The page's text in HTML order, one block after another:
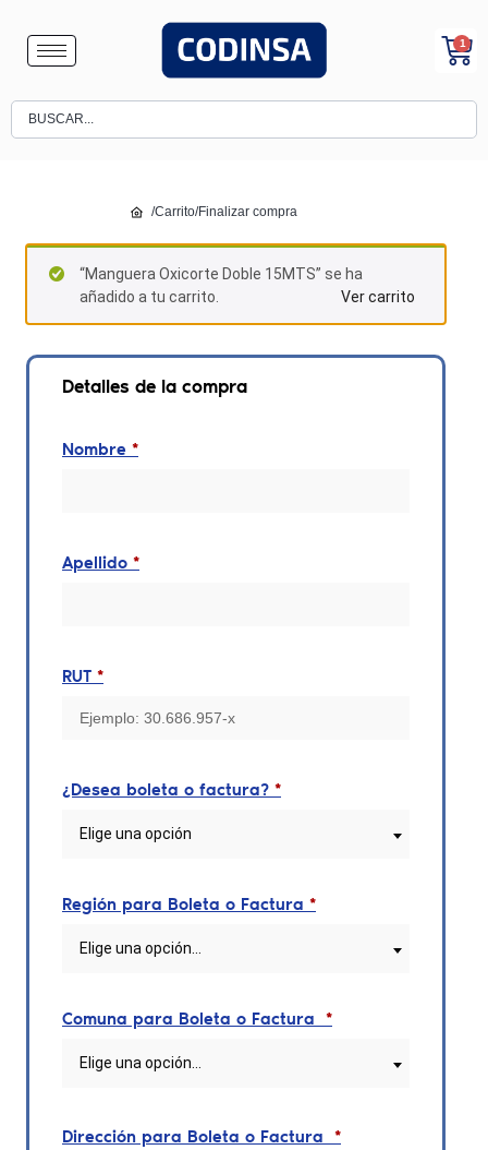
1
/Carrito/Finalizar compra
“Manguera Oxicorte Doble 15MTS” se ha
añadido a tu carrito.
Ver carrito
Detalles de la compra
Nombre *
Apellido *
RUT *
¿Desea boleta o factura? *
Elige una opción
Región para Boleta o Factura *
Elige una opción…
Comuna para Boleta o Factura *
Elige una opción…
Dirección para Boleta o Factura *